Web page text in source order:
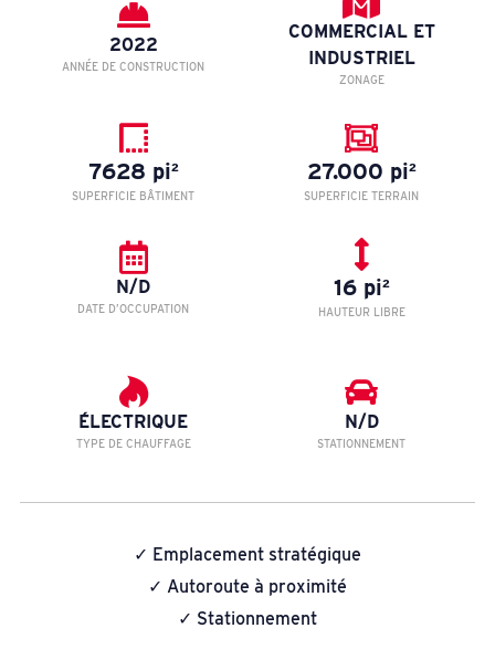
2022
ANNÉE DE CONSTRUCTION
COMMERCIAL ET
INDUSTRIEL
ZONAGE
7628 pi²
SUPERFICIE BÂTIMENT
27.000 pi²
SUPERFICIE TERRAIN
N/D
DATE D’OCCUPATION
16 pi²
HAUTEUR LIBRE
ÉLECTRIQUE
TYPE DE CHAUFFAGE
N/D
STATIONNEMENT
✓ Emplacement stratégique
✓ Autoroute à proximité
✓ Stationnement